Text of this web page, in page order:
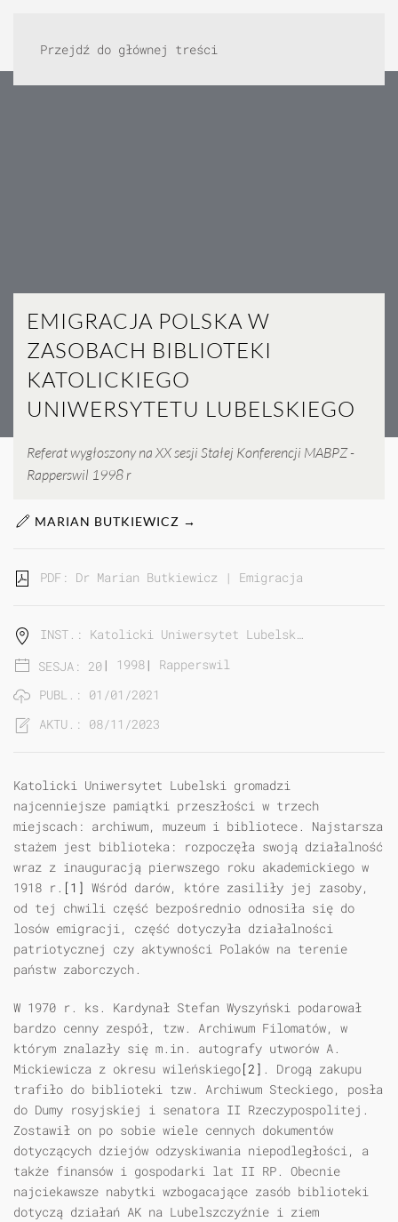
Przejdź do głównej treści
EMIGRACJA POLSKA W
ZASOBACH BIBLIOTEKI
KATOLICKIEGO
UNIWERSYTETU LUBELSKIEGO
Referat wygłoszony na XX sesji Stałej Konferencji MABPZ -
Rapperswil 1998 r
Katolicki Uniwersytet Lubelski gromadzi
najcenniejsze pamiątki przeszłości w trzech
miejscach: archiwum, muzeum i bibliotece. Najstarsza
stażem jest biblioteka: rozpoczęła swoją działalność
wraz z inauguracją pierwszego roku akademickiego w
1918 r. [1] Wśród darów, które zasiliły jej zasoby,
od tej chwili część bezpośrednio odnosiła się do
losów emigracji, część dotyczyła działalności
patriotycznej czy aktywności Polaków na terenie
państw zaborczych.
W 1970 r. ks. Kardynał Stefan Wyszyński podarował
bardzo cenny zespół, tzw. Archiwum Filomatów, w
którym znalazły się m.in. autografy utworów A.
Mickiewicza z okresu wileńskiego[2] . Drogą zakupu
trafiło do biblioteki tzw. Archiwum Steckiego, posła
do Dumy rosyjskiej i senatora II Rzeczypospolitej.
Zostawił on po sobie wiele cennych dokumentów
dotyczących dziejów odzyskiwania niepodległości, a
także finansów i gospodarki lat II RP. Obecnie
najciekawsze nabytki wzbogacające zasób biblioteki
dotyczą działań AK na Lubelszczyźnie i ziem
MARIAN BUTKIEWICZ →
PDF: Dr Marian Butkiewicz | Emigracja polska w
INST.: Katolicki Uniwersytet Lubelsk…
SESJA: 20| 1998| Rapperswil
PUBL.: 01/01/2021
AKTU.: 08/11/2023